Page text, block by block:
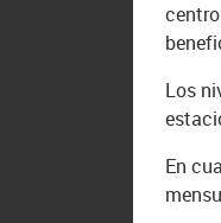
Los
En